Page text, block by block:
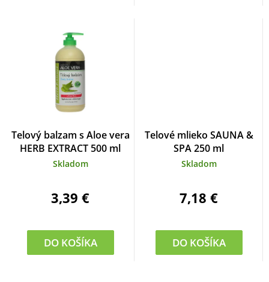
Telový balzam s Aloe vera
HERB EXTRACT 500 ml
Skladom
3,39 €
DO KOŠÍKA
Telové mlieko SAUNA &
SPA 250 ml
Skladom
7,18 €
DO KOŠÍKA